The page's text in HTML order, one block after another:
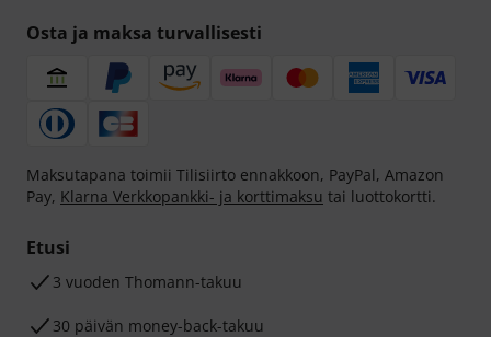
Osta ja maksa turvallisesti
Maksutapana toimii Tilisiirto ennakkoon, PayPal, Amazon
Pay, Klarna Verkkopankki- ja korttimaksu tai luottokortti.
Etusi
3 vuoden Thomann-takuu
30 päivän money-back-takuu